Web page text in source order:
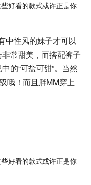
中性风的妹子才可以
常甜美，而搭配裤子
的“可盐可甜”。当然
哦！而且胖MM穿上